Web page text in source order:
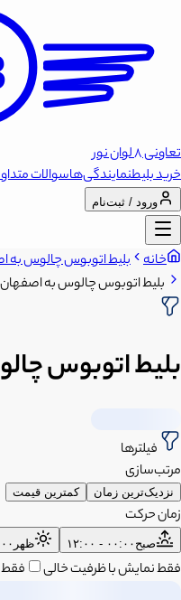
تعاونی 8 لوان نور
خرید بلیطنمایندگی‌هاسوالات
ورود / ثبت‌نام
خانه بلیط اتوبوس چالوس به
بلیط اتوبوس چالوس به اصفهان
بلیط اتوبوس
فیلترها
مرتب‌سازی
نزدیک‌ترین زمان کمترین قیمت
زمان حرکت
صبح ۰۰:۰۰ - ۱۲:۰۰ ظهر
فقط نمایش با ظرفیت خالی فقط